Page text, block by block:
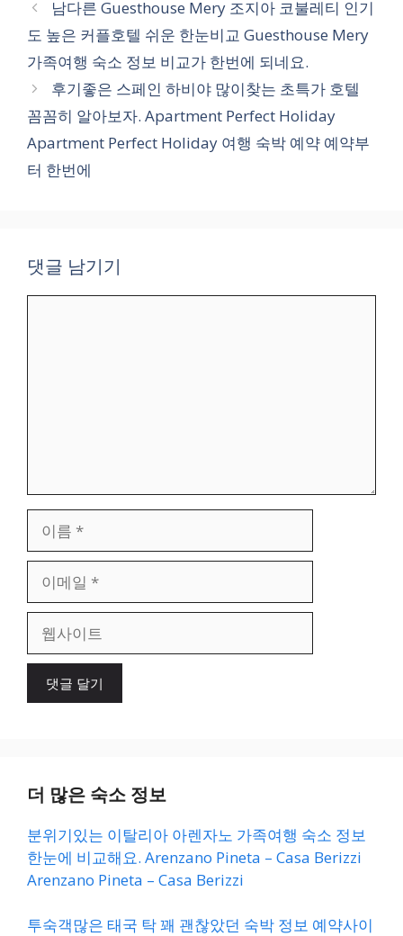
고
리
남다른 Guesthouse Mery 조지아 코불레티 인기
도 높은 커플호텔 쉬운 한눈비교 Guesthouse Mery
가족여행 숙소 정보 비교가 한번에 되네요.
후기좋은 스페인 하비야 많이찾는 초특가 호텔
꼼꼼히 알아보자. Apartment Perfect Holiday
Apartment Perfect Holiday 여행 숙박 예약 예약부
터 한번에
댓글 남기기
일
이
더 많은 숙소 정보
분위기있는 이탈리아 아렌자노 가족여행 숙소 정보
한눈에 비교해요. Arenzano Pineta – Casa Berizzi
Arenzano Pineta – Casa Berizzi
투숙객많은 태국 탁 꽤 괜찮았던 숙박 정보 예약사이